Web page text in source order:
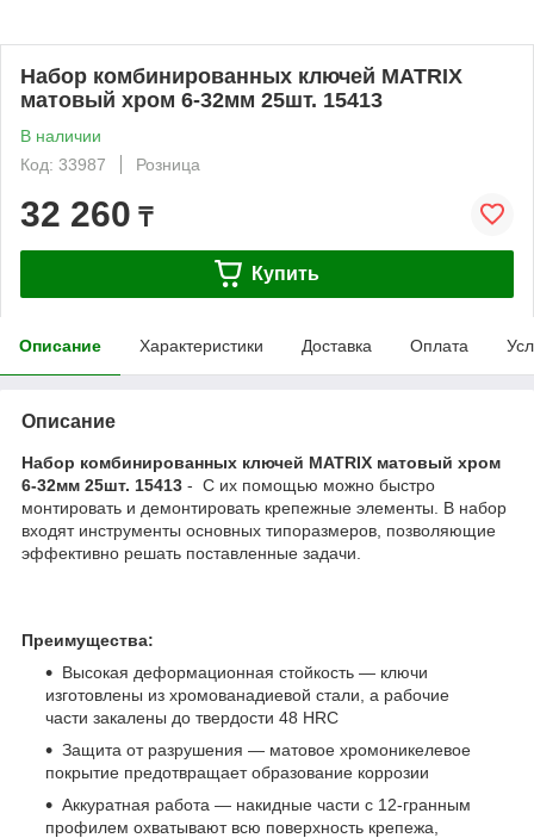
Набор комбинированных ключей MATRIX
матовый хром 6-32мм 25шт. 15413
В наличии
Код: 33987
Розница
32 260 ₸
Купить
Описание Характеристики Доставка Оплата
Описание
Набор комбинированных ключей MATRIX матовый хром
6-32мм 25шт. 15413 - С их помощью можно быстро
монтировать и демонтировать крепежные элементы. В набор
входят инструменты основных типоразмеров, позволяющие
эффективно решать поставленные задачи.
Преимущества:
Высокая деформационная стойкость — ключи
изготовлены из хромованадиевой стали, а рабочие
части закалены до твердости 48 HRC
Защита от разрушения — матовое хромоникелевое
покрытие предотвращает образование коррозии
Аккуратная работа — накидные части с 12-гранным
профилем охватывают всю поверхность крепежа,